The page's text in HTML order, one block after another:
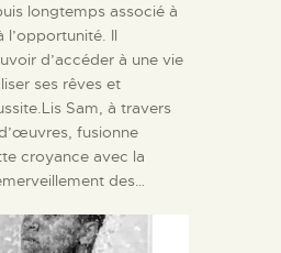
longtemps associé à
l’opportunité. Il
d’accéder à une vie
ses rêves et
Sam, à travers
fusionne
croyance avec la
des…